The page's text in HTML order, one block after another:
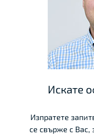
Искате
Изпратете
се свърже с Вас,